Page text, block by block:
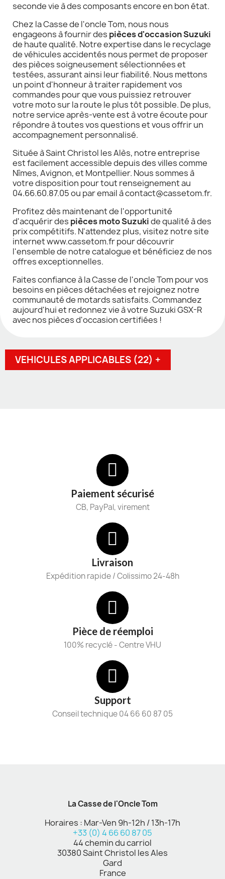
seconde vie à des composants encore en bon état.
Chez la Casse de l'oncle Tom, nous nous
engageons à fournir des pièces d'occasion Suzuki
de haute qualité. Notre expertise dans le recyclage
de véhicules accidentés nous permet de proposer
des pièces soigneusement sélectionnées et
testées, assurant ainsi leur fiabilité. Nous mettons
un point d'honneur à traiter rapidement vos
commandes pour que vous puissiez retrouver
votre moto sur la route le plus tôt possible. De plus,
notre service après-vente est à votre écoute pour
répondre à toutes vos questions et vous offrir un
accompagnement personnalisé.
Située à Saint Christol les Alès, notre entreprise
est facilement accessible depuis des villes comme
Nîmes, Avignon, et Montpellier. Nous sommes à
votre disposition pour tout renseignement au
04.66.60.87.05 ou par email à contact@cassetom.fr.
Profitez dès maintenant de l'opportunité
d'acquérir des pièces moto Suzukide qualité à des
prix compétitifs. N'attendez plus, visitez notre site
internet www.cassetom.fr pour découvrir
l'ensemble de notre catalogue et bénéficiez de nos
offres exceptionnelles.
Faites confiance à la Casse de l'oncle Tom pour vos
besoins en pièces détachées et rejoignez notre
communauté de motards satisfaits. Commandez
aujourd'hui et redonnez vie à votre Suzuki GSX-R
avec nos pièces d'occasion certifiées !
VEHICULES APPLICABLES (22) +
Paiement sécurisé
CB, PayPal, virement
Livraison
Expédition rapide / Colissimo 24-48h
Pièce de réemploi
100% recyclé - Centre VHU
Support
Conseil technique 04 66 60 87 05
La Casse de l'Oncle Tom
Horaires : Mar-Ven 9h-12h / 13h-17h
+33 (0) 4 66 60 87 05
44 chemin du carriol
30380 Saint Christol les Ales
Gard
France